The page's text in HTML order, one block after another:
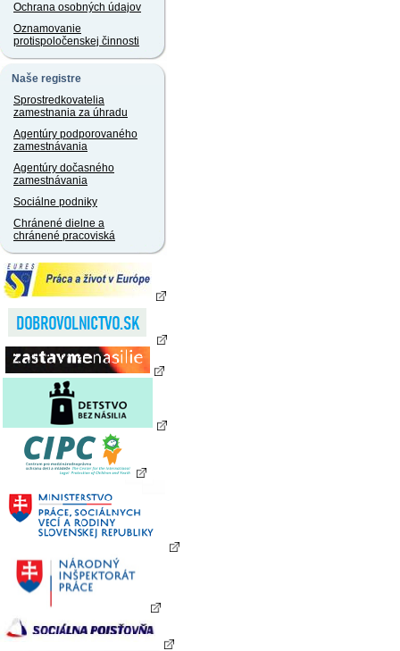
Ochrana osobných údajov
Oznamovanie
protispoločenskej činnosti
Naše registre
Sprostredkovatelia
zamestnania za úhradu
Agentúry podporovaného
zamestnávania
Agentúry dočasného
zamestnávania
Sociálne podniky
Chránené dielne a
chránené pracoviská